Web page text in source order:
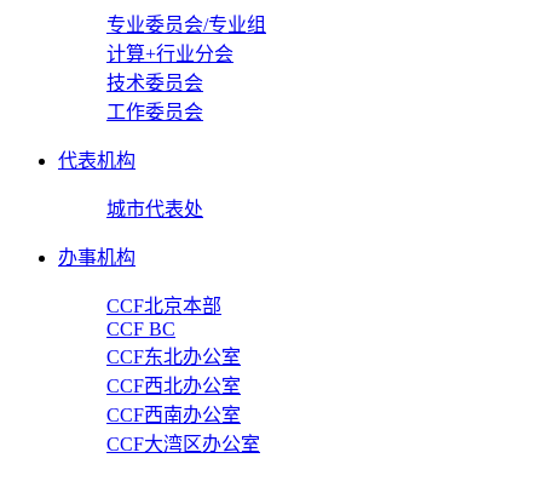
专业委员会/专业组
计算+行业分会
技术委员会
工作委员会
代表机构
城市代表处
办事机构
CCF北京本部
CCF BC
CCF东北办公室
CCF西北办公室
CCF西南办公室
CCF大湾区办公室